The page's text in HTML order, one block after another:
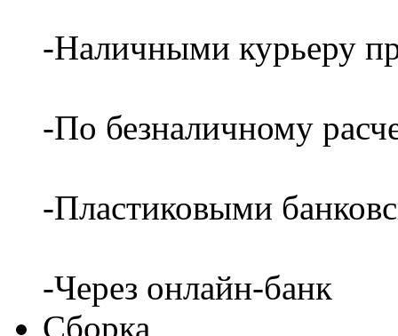
-Наличными курьеру
-По безналичному
-Пластиковыми
-Через онлайн-банк
Сборка